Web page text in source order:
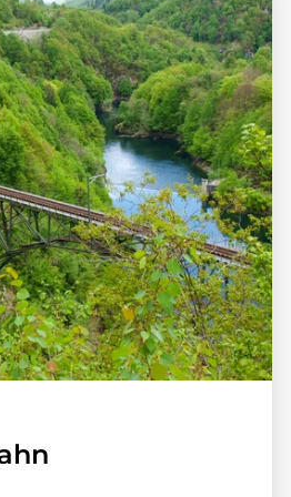
Die Kombination aus
kulturellen Schätzen und
den Lago Maggiore zu einem
für jeden Reisenden.
Lage, der
der Nähe zu kulturellen
den Lago Maggiore zu einem
alle, die die Schönheit und
Landschaft entdecken möchten.